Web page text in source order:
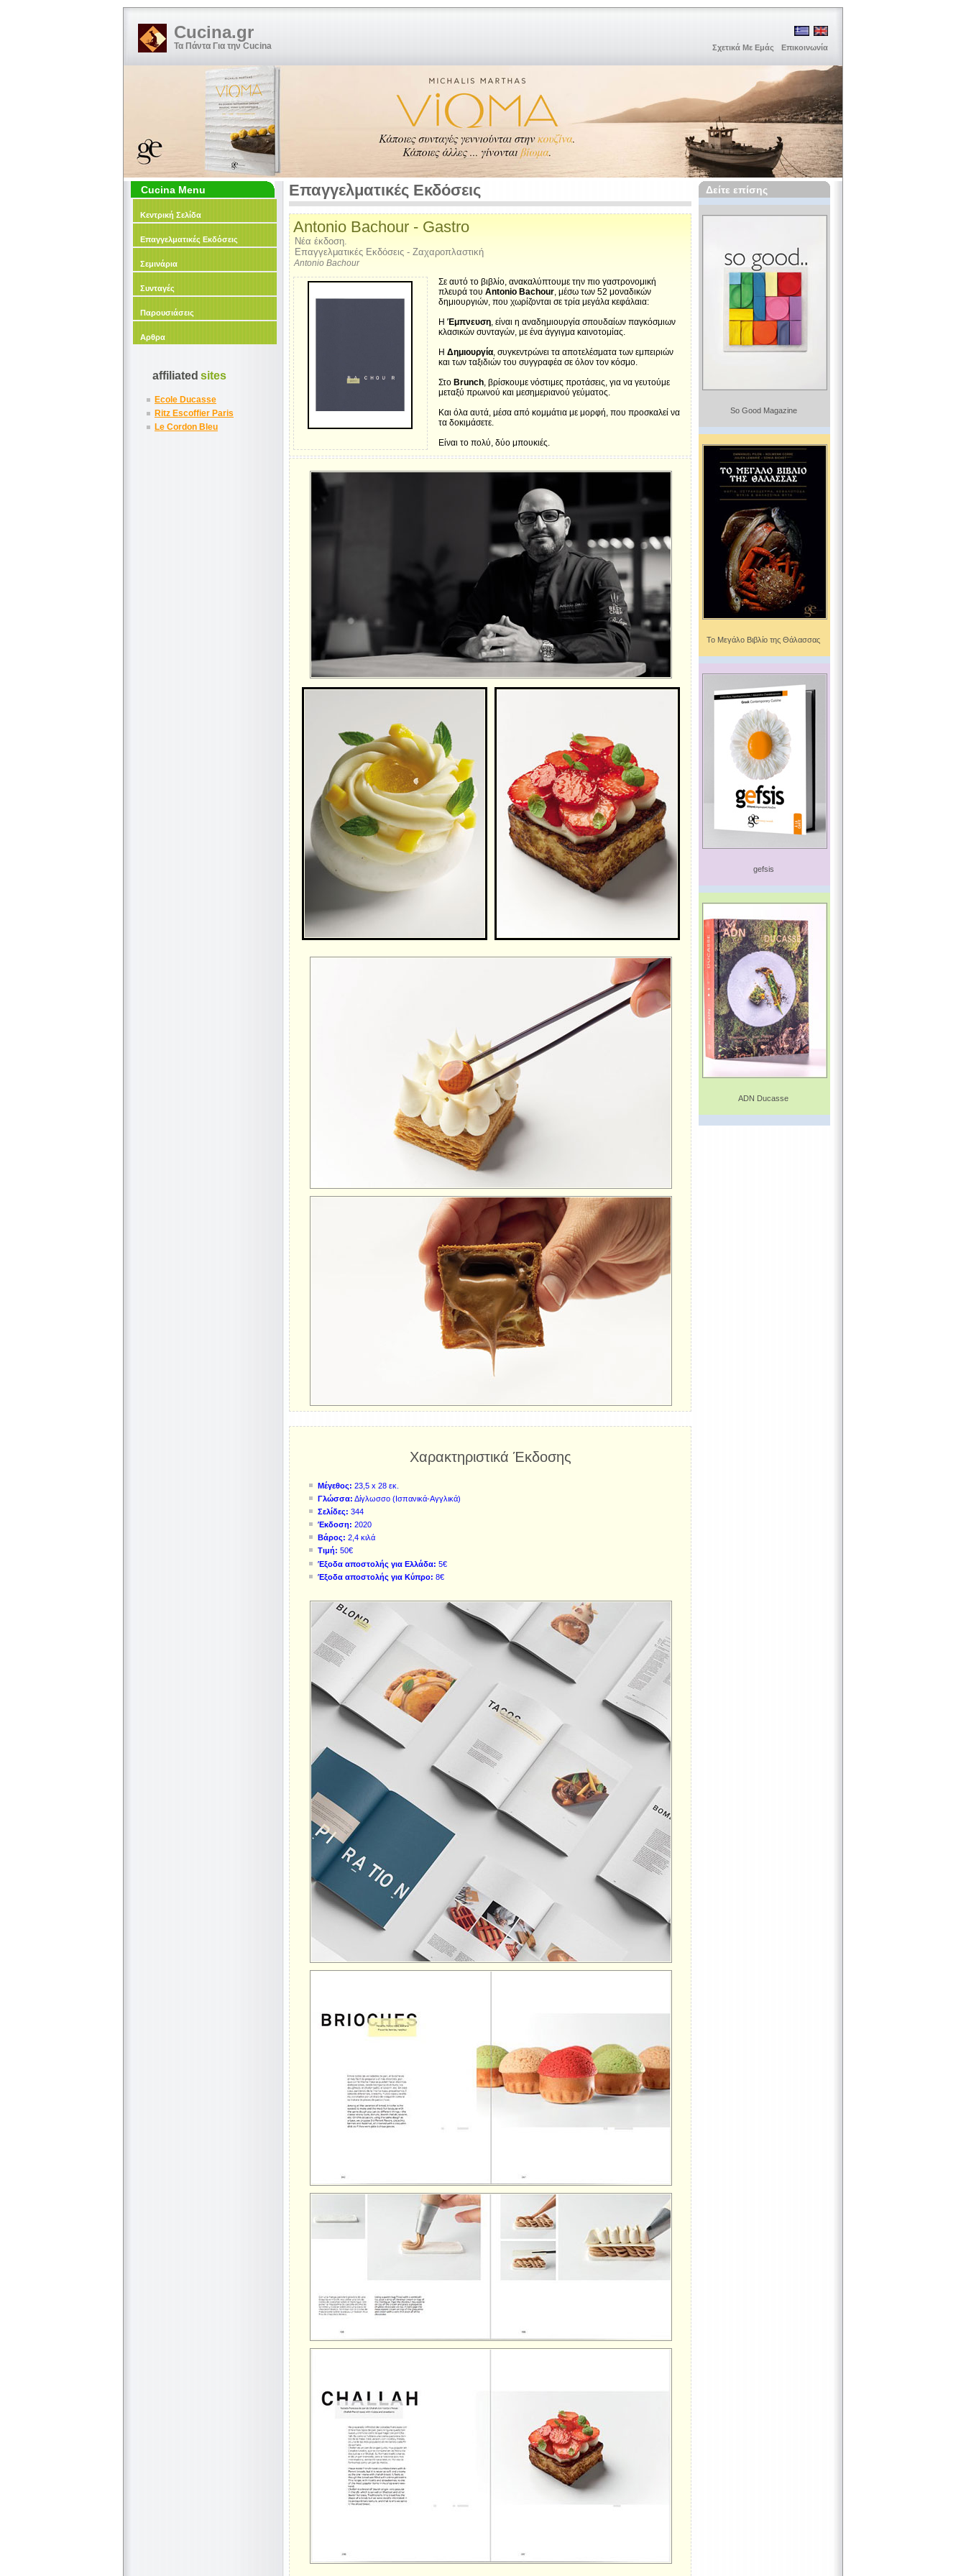
Cucina.gr
Τα Πάντα Για την Cucina Σχετικά Με Εμάς Επικοινωνία
Cucina Menu
Κεντρική Σελίδα
Επαγγελματικές Εκδόσεις
Σεμινάρια
Συνταγές
Παρουσιάσεις
Αρθρα
affiliated sites
Ecole Ducasse
Ritz Escoffier Paris
Le Cordon Bleu
Επαγγελματικές Εκδόσεις
Antonio Bachour - Gastro
Νέα έκδοση.
Επαγγελματικές Εκδόσεις - Ζαχαροπλαστική
Antonio Bachour
Σε αυτό το βιβλίο, ανακαλύπτουμε την πιο γαστρονομική
πλευρά του Antonio Bachour, μέσω των 52 μοναδικών
δημιουργιών, που χωρίζονται σε τρία μεγάλα κεφάλαια:
Η Έμπνευση, είναι η αναδημιουργία σπουδαίων παγκόσμιων
κλασικών συνταγών, με ένα άγγιγμα καινοτομίας.
Η Δημιουργία, συγκεντρώνει τα αποτελέσματα των εμπειριών
και των ταξιδιών του συγγραφέα σε όλον τον κόσμο.
Στο Brunch, βρίσκουμε νόστιμες προτάσεις, για να γευτούμε
μεταξύ πρωινού και μεσημεριανού γεύματος.
Και όλα αυτά, μέσα από κομμάτια με μορφή, που προσκαλεί να
τα δοκιμάσετε.
Είναι το πολύ, δύο μπουκιές.
Χαρακτηριστικά Έκδοσης
Μέγεθος: 23,5 x 28 εκ.
Γλώσσα: Δίγλωσσο (Ισπανικά-Αγγλικά)
Σελίδες: 344
Έκδοση: 2020
Βάρος: 2,4 κιλά
Τιμή: 50€
Έξοδα αποστολής για Ελλάδα: 5€
Έξοδα αποστολής για Κύπρο: 8€
Δείτε επίσης
So Good Magazine
Το Μεγάλο Βιβλίο της Θάλασσας
gefsis
ADN Ducasse